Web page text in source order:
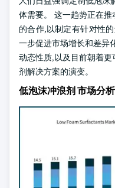
体需要。 这一趋势正在
的合作,以制定有针对性
一步促进市场增长和差异
动态性质,以及目前朝着
剂解决方案的演变。
低泡沫冲浪剂 市场分析